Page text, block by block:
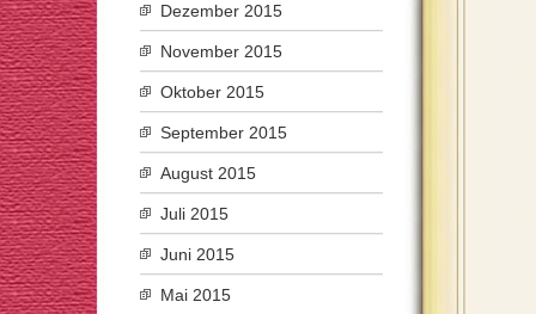
Dezember 2015
November 2015
Oktober 2015
September 2015
August 2015
Juli 2015
Juni 2015
Mai 2015